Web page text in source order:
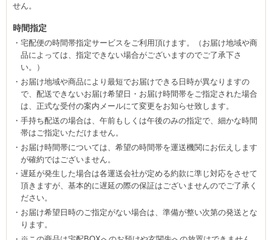
せん。
時間指定
宅配便の時間帯指定サービスをご利用頂けます。（お届け地域や商
品によっては、指定できない場合がございますのでご了承下さ
い。）
お届け地域や商品により最短でお届けできる日時が異なりますの
で、配送できないお届け希望日・お届け時間帯をご指定された場合
は、正式な受付の案内メールにて変更をお知らせ致します。
手持ち配送の場合は、午前もしくは午後のみの指定で、細かな時間
帯はご指定いただけません。
お届け時間帯については、希望の時間帯を運送機関にお伝えします
が確約ではございません。
遅延が発生した場合は各運送会社が定める約款に準じ対応をさせて
頂きますが、基本的に遅延の際の保証はございませんのでご了承く
ださい。
お届け希望日時のご指定がない場合は、準備が整い次第の発送とな
ります。